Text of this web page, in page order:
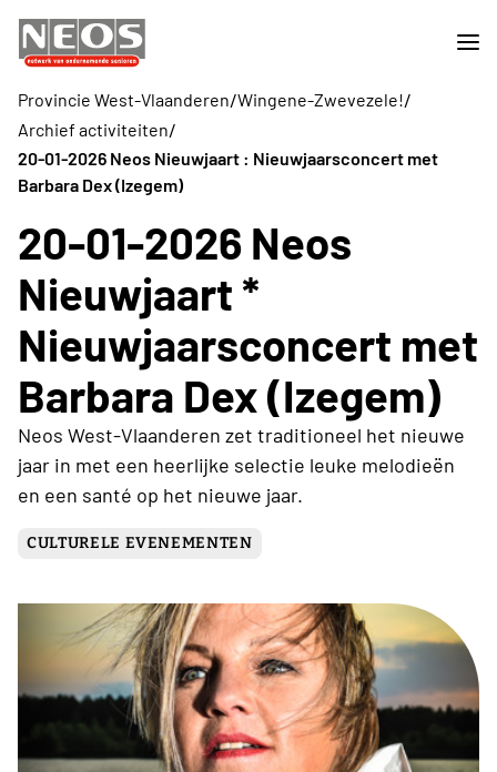
Provincie West-Vlaanderen/Wingene-Zwevezele!/
Archief activiteiten/
20-01-2026 Neos Nieuwjaart : Nieuwjaarsconcert met
Barbara Dex (Izegem)
20-01-2026 Neos
Nieuwjaart *
Nieuwjaarsconcert met
Barbara Dex (Izegem)
Neos West-Vlaanderen zet traditioneel het nieuwe
jaar in met een heerlijke selectie leuke melodieën
en een santé op het nieuwe jaar.
CULTURELE EVENEMENTEN